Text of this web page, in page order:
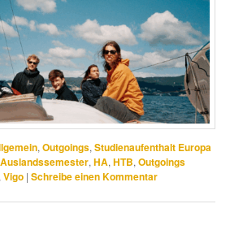
,Outgoings,Studienaufenthalt Europa
Auslandssemester,HA,HTB,Outgoings
,Vigo |Schreibe einen Kommentar